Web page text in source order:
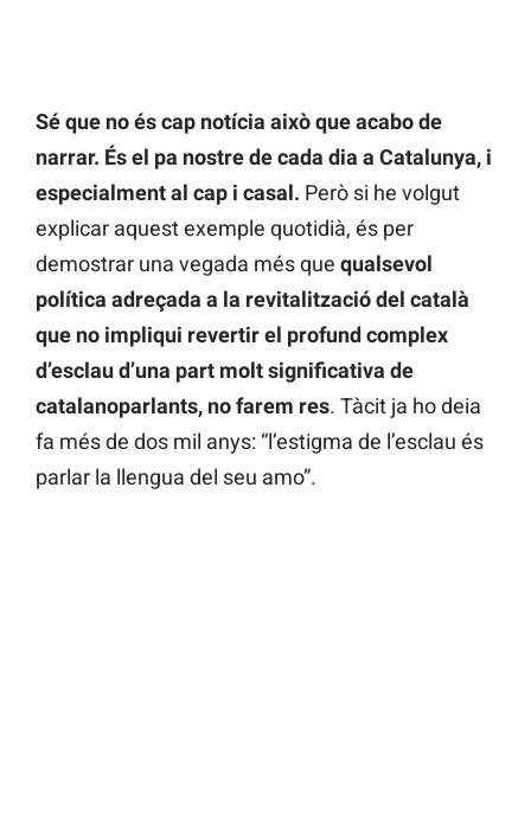
Sé que no és cap notícia això que acabo de
narrar. És el pa nostre de cada dia a Catalunya, i
especialment al cap i casal. Però si he volgut
explicar aquest exemple quotidià, és per
demostrar una vegada més que qualsevol
política adreçada a la revitalització del català
que no impliqui revertir el profund complex
d’esclau d’una part molt significativa de
catalanoparlants, no farem res. Tàcit ja ho deia
fa més de dos mil anys: “l’estigma de l’esclau és
parlar la llengua del seu amo”.